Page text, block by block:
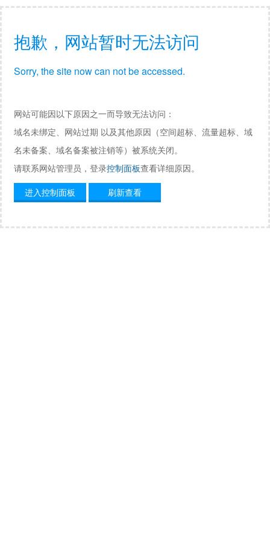
抱歉，网站暂时无法访问
Sorry, the site now can not be accessed.
网站可能因以下原因之一而导致无法访问：
域名未绑定、网站过期 以及其他原因（空间超标、流量超标、域
名未备案、域名备案被注销等）被系统关闭。
请联系网站管理员，登录控制面板查看详细原因。
进入控制面板
刷新查看